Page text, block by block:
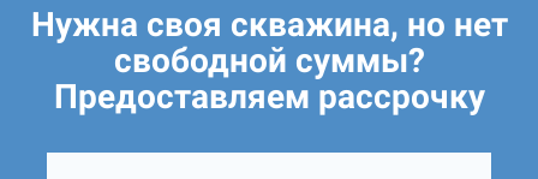
Нужна своя скважина, но нет
свободной суммы?
Предоставляем рассрочку